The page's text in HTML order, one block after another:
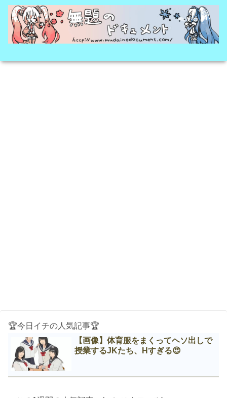
🏆今日イチの人気記事🏆
【画像】体育服をまくってヘソ出しで
授業するJKたち、Нすぎる😍